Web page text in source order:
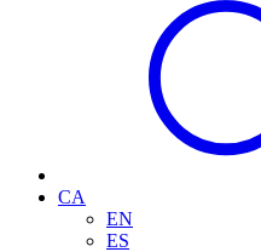
CA
EN
ES